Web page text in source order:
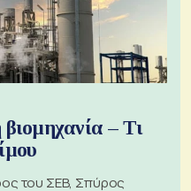
– Τι
του ΣΕΒ, Σπύρος